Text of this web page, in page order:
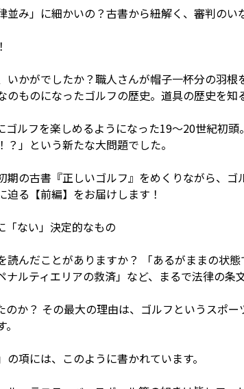
並み」に細かいの？古書から紐解く、審判のい
かがでしたか？職人さんが帽子一杯分の羽根
ものになったゴルフの歴史。道具の歴史を知
ゴルフを楽しめるようになった19〜20世紀初
」という新たな大問題でした。
の古書『正しいゴルフ』をめくりながら、
る【前編】をお届けします！
「ない」決定的なもの
読んだことがありますか？ 「あるがままの状
ルティエリアの救済」など、まるで法律の条
のか？ その最大の理由は、ゴルフというスポ
項には、このように書かれています。